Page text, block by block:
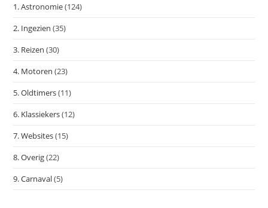
1. Astronomie(124)
2. Ingezien (35)
3. Reizen (30)
4. Motoren (23)
5. Oldtimers(11)
6. Klassiekers(12)
7. Websites(15)
8. Overig(22)
9. Carnaval(5)